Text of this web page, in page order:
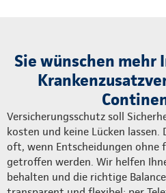
Sie wünschen
Versicherungsschutz soll
kosten und keine Lücken lassen.
oft, wenn Entscheidungen ohne
getroffen werden. Wir helfen
behalten und die richtige